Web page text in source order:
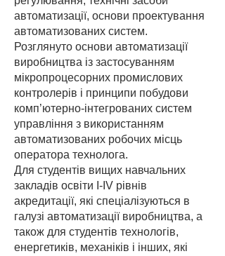
автоматизації, основи проектування
автоматизованих систем.
Розглянуто основи автоматизації
виробництва із застосуванням
мікропроцесорних промислових
контролерів і принципи побудови
комп’ютерно-інтегрованих систем
управління з використанням
автоматизованих робочих місць
оператора технолога.
Для студентів вищих навчальних
закладів освіти I-IV рівнів
акредитації, які спеціалізуються в
галузі автоматизації виробництва, а
також для студентів технологів,
енергетиків, механіків і інших, які